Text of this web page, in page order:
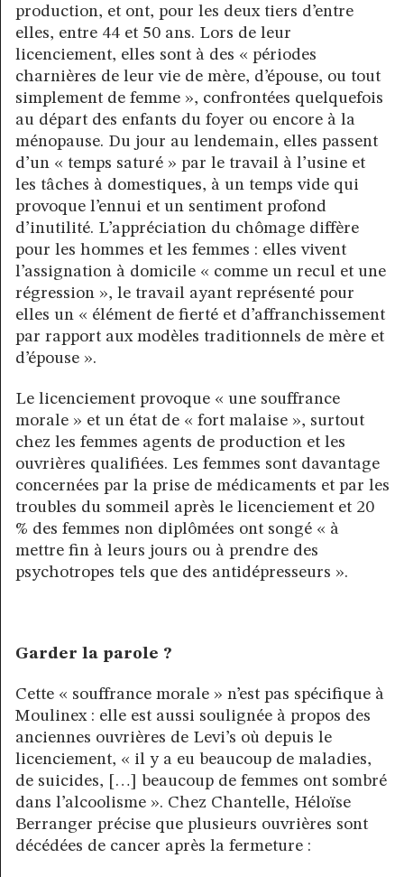
production, et ont, pour les deux tiers d’entre
elles, entre 44 et 50 ans. Lors de leur
licenciement, elles sont à des « périodes
charnières de leur vie de mère, d’épouse, ou tout
simplement de femme », confrontées quelquefois
au départ des enfants du foyer ou encore à la
ménopause. Du jour au lendemain, elles passent
d’un « temps saturé » par le travail à l’usine et
les tâches à domestiques, à un temps vide qui
provoque l’ennui et un sentiment profond
d’inutilité. L’appréciation du chômage diffère
pour les hommes et les femmes : elles vivent
l’assignation à domicile « comme un recul et une
régression », le travail ayant représenté pour
elles un « élément de fierté et d’affranchissement
par rapport aux modèles traditionnels de mère et
d’épouse ».
Le licenciement provoque « une souffrance
morale » et un état de « fort malaise », surtout
chez les femmes agents de production et les
ouvrières qualifiées. Les femmes sont davantage
concernées par la prise de médicaments et par les
troubles du sommeil après le licenciement et 20
% des femmes non diplômées ont songé « à
mettre fin à leurs jours ou à prendre des
psychotropes tels que des antidépresseurs ».
Garder la parole ?
Cette « souffrance morale » n’est pas spécifique à
Moulinex : elle est aussi soulignée à propos des
anciennes ouvrières de Levi’s où depuis le
licenciement, « il y a eu beaucoup de maladies,
de suicides, […] beaucoup de femmes ont sombré
dans l’alcoolisme ». Chez Chantelle, Héloïse
Berranger précise que plusieurs ouvrières sont
décédées de cancer après la fermeture :